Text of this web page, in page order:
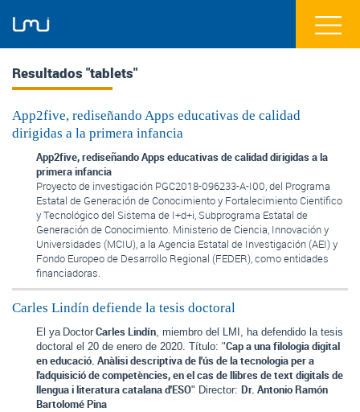
Resultados "tablets"
App2five, rediseñando Apps educativas de calidad
dirigidas a la primera infancia
App2five, rediseñando Apps educativas de calidad dirigidas a la
primera infancia
Proyecto de investigación PGC2018-096233-A-I00, del Programa
Estatal de Generación de Conocimiento y Fortalecimiento Científico
y Tecnológico del Sistema de I+d+i, Subprograma Estatal de
Generación de Conocimiento. Ministerio de Ciencia, Innovación y
Universidades (MCIU), a la Agencia Estatal de Investigación (AEI) y
Fondo Europeo de Desarrollo Regional (FEDER), como entidades
financiadoras.
Carles Lindín defiende la tesis doctoral
El ya Doctor Carles Lindín, miembro del LMI, ha defendido la tesis
doctoral el 20 de enero de 2020. Título: "Cap a una filologia digital
en educació. Anàlisi descriptiva de l'ús de la tecnologia per a
l'adquisició de competències, en el cas de llibres de text digitals de
llengua i literatura catalana d'ESO" Director: Dr. Antonio Ramón
Bartolomé Pina